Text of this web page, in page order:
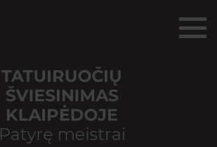
TATUIRUOČIŲ
ŠVIESINIMAS
KLAIPĖDOJE
Patyrę meistrai